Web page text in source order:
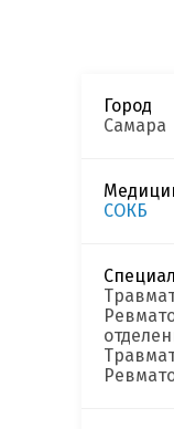
Город
Самара
СОКБ